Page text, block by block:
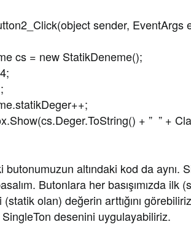
sender, EventArgs
= new StatikDeneme();
+ ” ” +
altındaki kod da aynı.
Butonlara her basışımızda ilk
olan) değerin arttığını
desenini uygulayabiliriz.